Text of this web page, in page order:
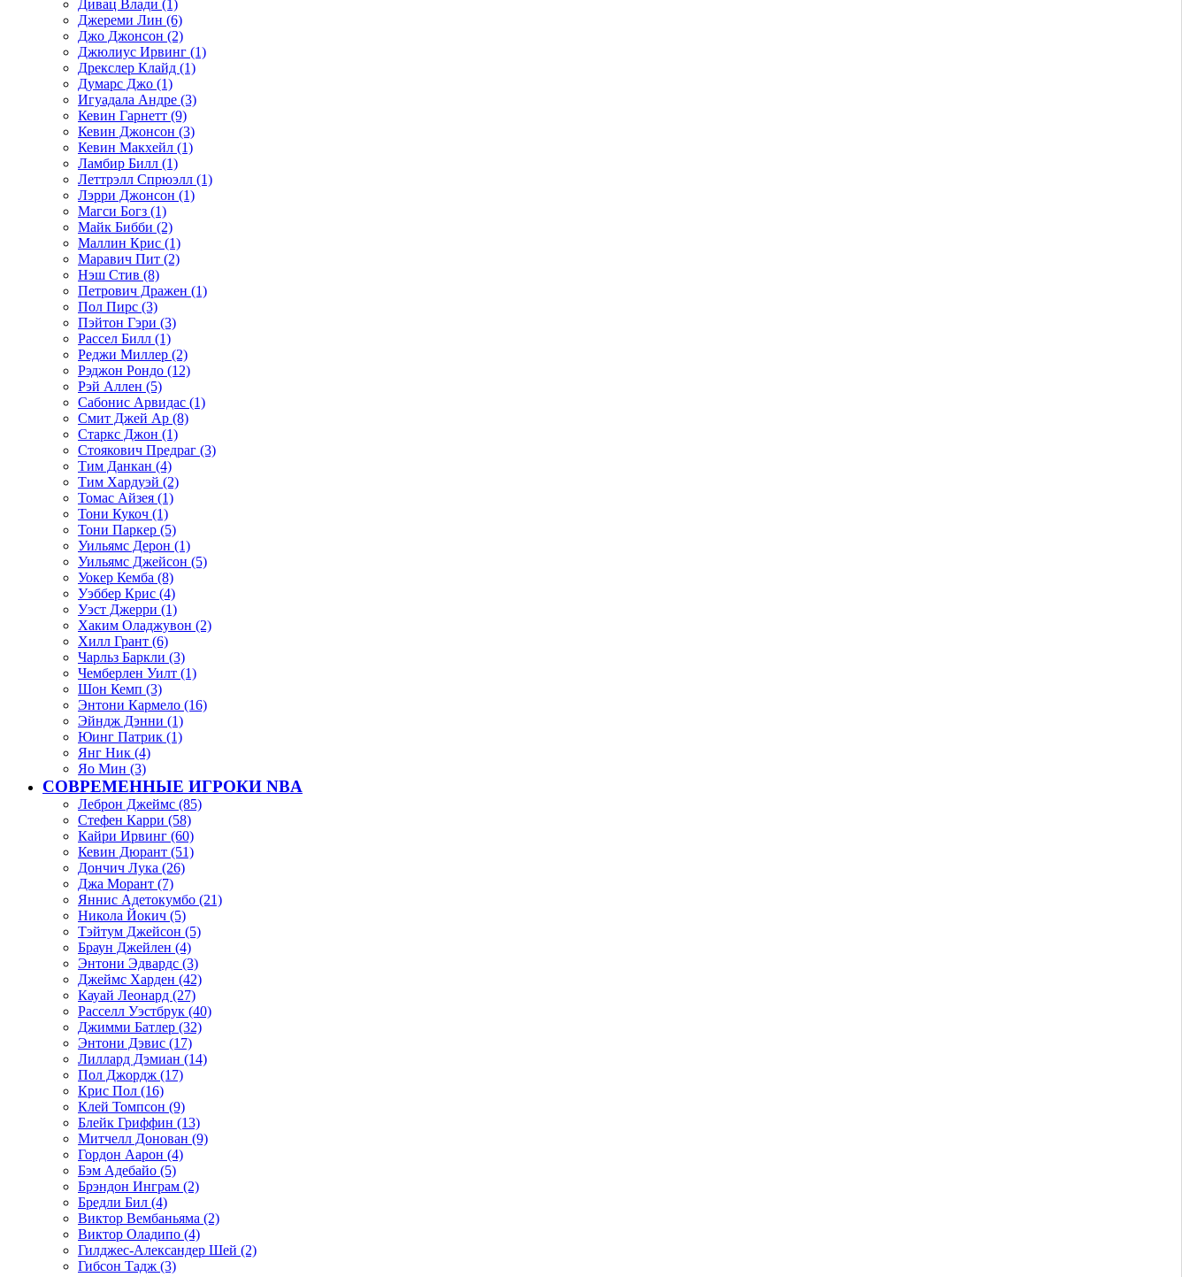
Дивац Влади (1)
Джереми Лин (6)
Джо Джонсон (2)
Джюлиус Ирвинг (1)
Дрекслер Клайд (1)
Думарс Джо (1)
Игуадала Андре (3)
Кевин Гарнетт (9)
Кевин Джонсон (3)
Кевин Макхейл (1)
Ламбир Билл (1)
Леттрэлл Спрюэлл (1)
Лэрри Джонсон (1)
Магси Богз (1)
Майк Бибби (2)
Маллин Крис (1)
Маравич Пит (2)
Нэш Стив (8)
Петрович Дражен (1)
Пол Пирс (3)
Пэйтон Гэри (3)
Рассел Билл (1)
Реджи Миллер (2)
Рэджон Рондо (12)
Рэй Аллен (5)
Сабонис Арвидас (1)
Смит Джей Ар (8)
Старкс Джон (1)
Стоякович Предраг (3)
Тим Данкан (4)
Тим Хардуэй (2)
Томас Айзея (1)
Тони Кукоч (1)
Тони Паркер (5)
Уильямс Дерон (1)
Уильямс Джейсон (5)
Уокер Кемба (8)
Уэббер Крис (4)
Уэст Джерри (1)
Хаким Оладжувон (2)
Хилл Грант (6)
Чарльз Баркли (3)
Чемберлен Уилт (1)
Шон Кемп (3)
Энтони Кармело (16)
Эйндж Дэнни (1)
Юинг Патрик (1)
Янг Ник (4)
Яо Мин (3)
СОВРЕМЕННЫЕ ИГРОКИ NBA
Леброн Джеймс (85)
Стефен Карри (58)
Кайри Ирвинг (60)
Кевин Дюрант (51)
Дончич Лука (26)
Джа Морант (7)
Яннис Адетокумбо (21)
Никола Йокич (5)
Тэйтум Джейсон (5)
Браун Джейлен (4)
Энтони Эдвардс (3)
Джеймс Харден (42)
Кауай Леонард (27)
Расселл Уэстбрук (40)
Джимми Батлер (32)
Энтони Дэвис (17)
Лиллард Дэмиан (14)
Пол Джордж (17)
Крис Пол (16)
Клей Томпсон (9)
Блейк Гриффин (13)
Митчелл Донован (9)
Гордон Аарон (4)
Бэм Адебайо (5)
Брэндон Инграм (2)
Бредли Бил (4)
Виктор Вембаньяма (2)
Виктор Оладипо (4)
Гилджес-Александер Шей (2)
Гибсон Тадж (3)